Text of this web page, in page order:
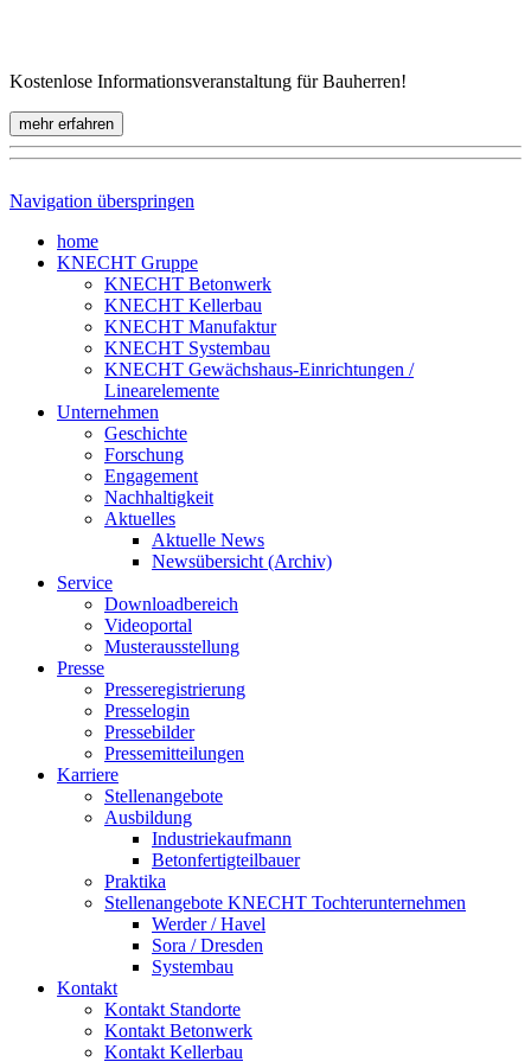
Kostenlose Informationsveranstaltung für Bauherren!
mehr erfahren
Navigation überspringen
home
KNECHT Gruppe
KNECHT Betonwerk
KNECHT Kellerbau
KNECHT Manufaktur
KNECHT Systembau
KNECHT Gewächshaus-Einrichtungen /
Linearelemente
Unternehmen
Geschichte
Forschung
Engagement
Nachhaltigkeit
Aktuelles
Aktuelle News
Newsübersicht (Archiv)
Service
Downloadbereich
Videoportal
Musterausstellung
Presse
Presseregistrierung
Presselogin
Pressebilder
Pressemitteilungen
Karriere
Stellenangebote
Ausbildung
Industriekaufmann
Betonfertigteilbauer
Praktika
Stellenangebote KNECHT Tochterunternehmen
Werder / Havel
Sora / Dresden
Systembau
Kontakt
Kontakt Standorte
Kontakt Betonwerk
Kontakt Kellerbau